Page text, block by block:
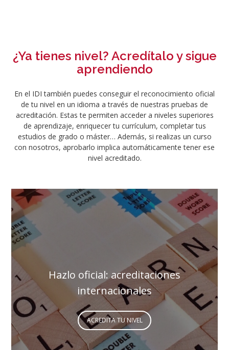
¿Ya tienes nivel? Acredítalo y sigue
aprendiendo
En el IDI también puedes conseguir el reconocimiento oficial
de tu nivel en un idioma a través de nuestras pruebas de
acreditación. Estas te permiten acceder a niveles superiores
de aprendizaje, enriquecer tu currículum, completar tus
estudios de grado o máster… Además, si realizas un curso
con nosotros, aprobarlo implica automáticamente tener ese
nivel acreditado.
Hazlo oficial: acreditaciones
internacionales
ACREDITA TU NIVEL